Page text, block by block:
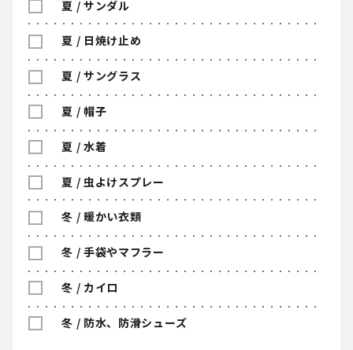
夏 / サンダル
夏 / 日焼け止め
夏 / サングラス
夏 / 帽子
夏 / 水着
夏 / 虫よけスプレー
冬 / 暖かい衣類
冬 / 手袋やマフラー
冬 / カイロ
冬 / 防水、防滑シューズ